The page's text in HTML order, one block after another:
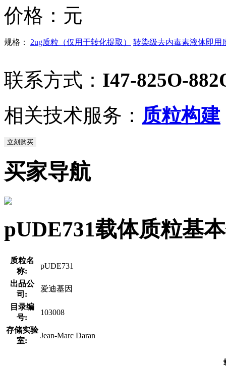
价格： 元
规格： 2ug质粒（仅用于转化提取） 转染级去内毒素液体即用
联系方式： I47-825O-
相关技术服务： 质粒构建
立刻购买
买家导航
pUDE731载体质粒基
质粒名
称:
pUDE731
出品公
司:
爱迪基因
目录编
号:
103008
存储实验
室:
Jean-Marc Daran